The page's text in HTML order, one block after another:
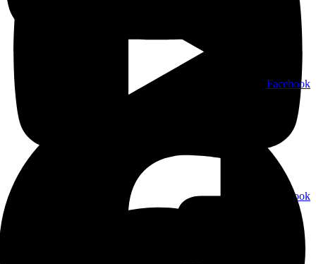
Facebook
Facebook